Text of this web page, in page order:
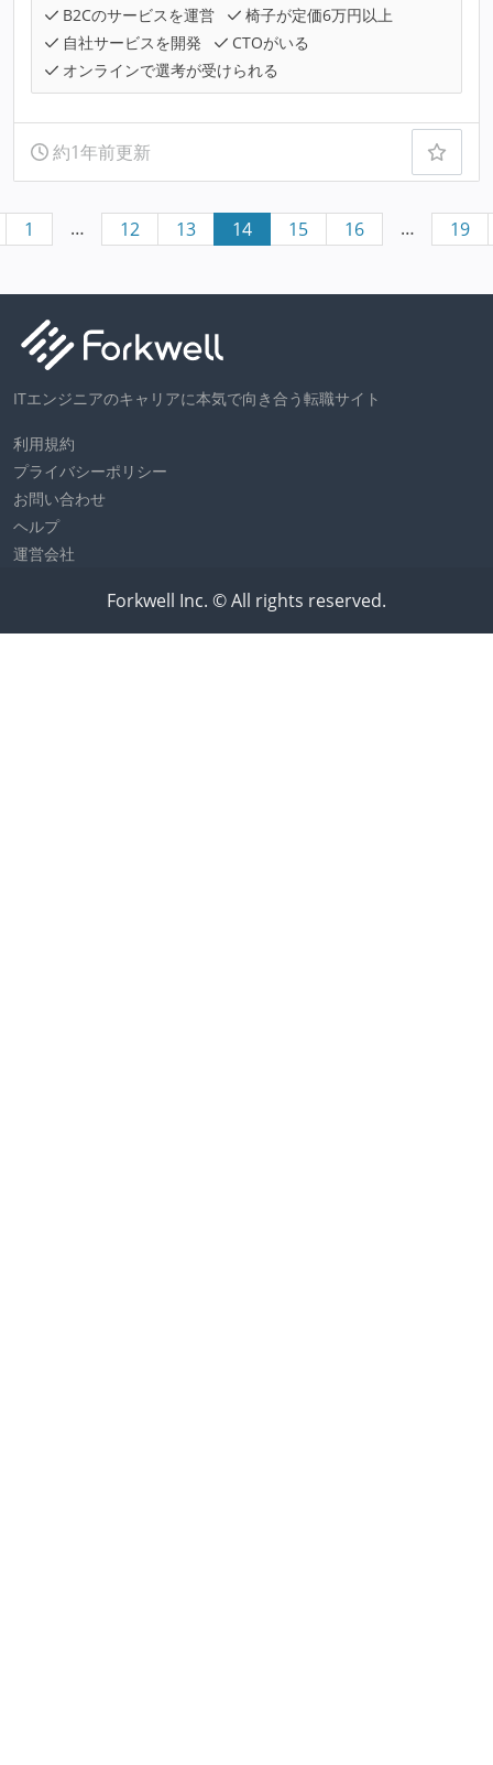
B2Cのサービスを運営
椅子が定価6万円以上
自社サービスを開発
CTOがいる
オンラインで選考が受けられる
約1年前更新
1 … 12 13 14 15 16 … 19
ITエンジニアのキャリアに本気で向き合う転職サイト
利用規約
プライバシーポリシー
お問い合わせ
ヘルプ
運営会社
Forkwell Inc. © All rights reserved.